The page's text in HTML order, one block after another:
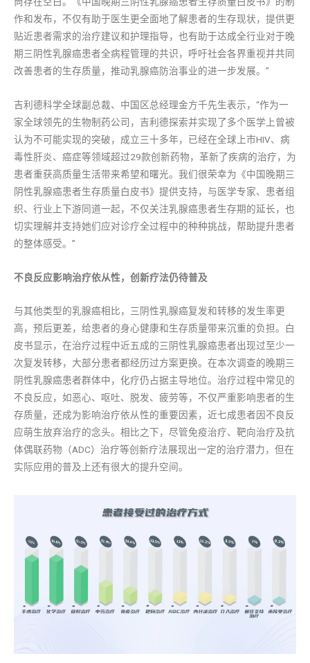
作和发布，不仅有助于医生更全面地了解患者的生存现状，提供更
贴近患者需求的治疗建议和护理指导，也有助于达成全行业对于晚
期三阴性乳腺癌患者全病程管理的共识，呼吁社会各界重视并共同
改善患者的生存质量，推动乳腺癌防治事业的进一步发展。”
吉利德科学全球副总裁、中国区总经理金方千先生表示，“作为一
家全球领先的生物制药公司，吉利德探索并实现了多个医学上曾被
认为不可能实现的突破，成立三十多年，已经在全球上市HIV、病
毒性肝炎、癌症等领域超过29款创新药物，革新了疾病的治疗，为
患者重获高质量生活带来希望和曙光。我们很荣幸为《中国晚期三
阴性乳腺癌患者生存质量白皮书》提供支持，与医学专家、患者组
织、行业上下游同道一起，不仅关注乳腺癌患者生存期的延长，也
切实理解并支持她们应对诊疗全过程中的种种挑战，帮助提升患者
的整体感受。”
不良反应影响治疗依从性，创新疗法仍待普及
与其他类型的乳腺癌相比，三阴性乳腺癌复发和转移的发生率更
高，预后更差，给患者的身心健康和生存质量带来沉重的负担。白
皮书显示，在治疗过程中近五成的三阴性乳腺癌患者出现过至少一
次复发转移，大部分患者都经历过方案更换。在本次调查的晚期三
阴性乳腺癌患者群体中，化疗仍占据主导地位。治疗过程中常见的
不良反应，如恶心、呕吐、脱发、疲劳等，不仅严重影响患者的生
存质量，还成为影响治疗依从性的重要因素，近七成患者因不良反
应萌生放弃治疗的念头。相比之下，尽管免疫治疗、靶向治疗及抗
体偶联药物（ADC）治疗等创新疗法展现出一定的治疗潜力，但在
实际应用的普及上还有很大的提升空间。